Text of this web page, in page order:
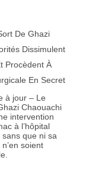
De Ghazi
Dissimulent
Procèdent À
En Secret
à jour – Le
Chaouachi
intervention
à l’hôpital
que ni sa
soient